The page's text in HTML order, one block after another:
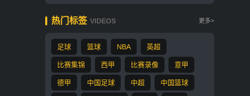
热门标签 VIDEOS 更多>
足球 篮球 NBA 英超
比赛集锦 西甲 比赛录像 意甲
德甲 中国足球 中超 中国篮球